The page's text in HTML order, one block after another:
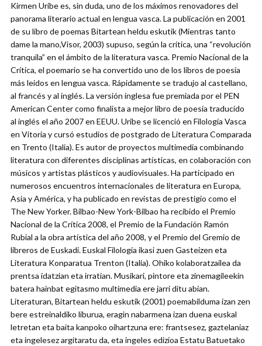
Kirmen Uribe es, sin duda, uno de los máximos renovadores del
panorama literario actual en lengua vasca. La publicación en 2001
de su libro de poemas Bitartean heldu eskutik (Mientras tanto
dame la mano,Visor, 2003) supuso, según la crítica, una “revolución
tranquila” en el ámbito de la literatura vasca. Premio Nacional de la
Crítica, el poemario se ha convertido uno de los libros de poesía
más leidos en lengua vasca. Rápidamente se tradujo al castellano,
al francés y al inglés. La versión inglesa fue premiada por el PEN
American Center como finalista a mejor libro de poesía traducido
al inglés el año 2007 en EEUU. Uribe se licenció en Filología Vasca
en Vitoria y cursó estudios de postgrado de Literatura Comparada
en Trento (Italia). Es autor de proyectos multimedia combinando
literatura con diferentes disciplinas artísticas, en colaboración con
músicos y artistas plásticos y audiovisuales. Ha participado en
numerosos encuentros internacionales de literatura en Europa,
Asia y América, y ha publicado en revistas de prestigio como el
The New Yorker. Bilbao-New York-Bilbao ha recibido el Premio
Nacional de la Crítica 2008, el Premio de la Fundación Ramón
Rubial a la obra artística del año 2008, y el Premio del Gremio de
libreros de Euskadi. Euskal Filologia ikasi zuen Gasteizen eta
Literatura Konparatua Trenton (Italia). Ohiko kolaboratzailea da
prentsa idatzian eta irratian. Musikari, pintore eta zinemagileekin
batera hainbat egitasmo multimedia ere jarri ditu abian.
Literaturan, Bitartean heldu eskutik (2001) poemabilduma izan zen
bere estreinaldiko liburua, eragin nabarmena izan duena euskal
letretan eta baita kanpoko oihartzuna ere: frantsesez, gaztelaniaz
eta ingelesez argitaratu da, eta ingeles edizioa Estatu Batuetako